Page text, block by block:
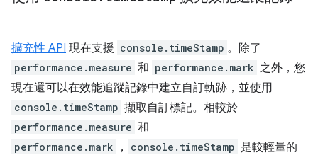
擴充性 API 現在支援 console.timeStamp 。除了
performance.measure 和 performance.mark 之外，您
現在還可以在效能追蹤記錄中建立自訂軌跡，並使用
console.timeStamp 擷取自訂標記。相較於
performance.measure 和
performance.mark ， console.timeStamp 是較輕量的